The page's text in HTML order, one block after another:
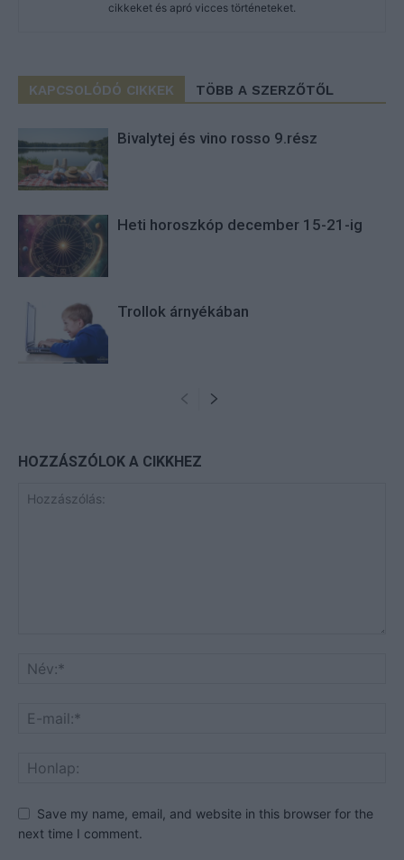
cikkeket és apró vicces történeteket.
KAPCSOLÓDÓ CIKKEK TÖBB A SZERZŐTŐL
Bivalytej és vino rosso 9.rész
Heti horoszkóp december 15-21-ig
Trollok árnyékában
HOZZÁSZÓLOK A CIKKHEZ
Save my name, email, and website in this browser for the
next time I comment.